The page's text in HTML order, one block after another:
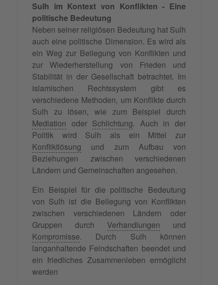
Sulh im Kontext von Konflikten - Eine
politische Bedeutung
Neben seiner religiösen Bedeutung hat Sulh
auch eine politische Dimension. Es wird als
ein Weg zur Beilegung von Konflikten und
zur Wiederherstellung von Frieden und
Stabilität in der Gesellschaft betrachtet. Im
islamischen Rechtssystem gibt es
verschiedene Methoden, um Konflikte durch
Sulh zu lösen, wie zum Beispiel durch
Mediation oder Schlichtung. Auch in der
Politik wird Sulh als ein Mittel zur
Konfliktlösung und zum Aufbau von
Beziehungen zwischen verschiedenen
Ländern und Gemeinschaften angesehen.
Ein Beispiel für die politische Bedeutung
von Sulh ist die Beilegung von Konflikten
zwischen verschiedenen Ländern oder
Gruppen durch Verhandlungen und
Kompromisse. Durch Sulh können
langanhaltende Feindschaften beendet und
ein friedliches Zusammenleben ermöglicht
werden